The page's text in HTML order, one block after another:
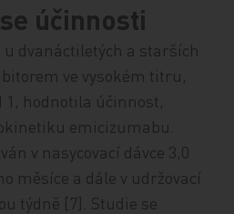
účinnosti
u dvanáctiletých a starších
ve vysokém titru,
1, hodnotila účinnost,
emicizumabu.
v nasycovací dávce 3,0
měsíce a dále v udržovací
týdně [7]. Studie se